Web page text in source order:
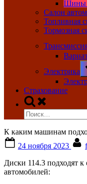
Шины
Салон
Топливная
Тормозная
Электрика
Страхование
Toggle
search
form
Найти:
К каким машинам
on
24 ноября 2023
Диски 114.3 подходят
автомобилей: